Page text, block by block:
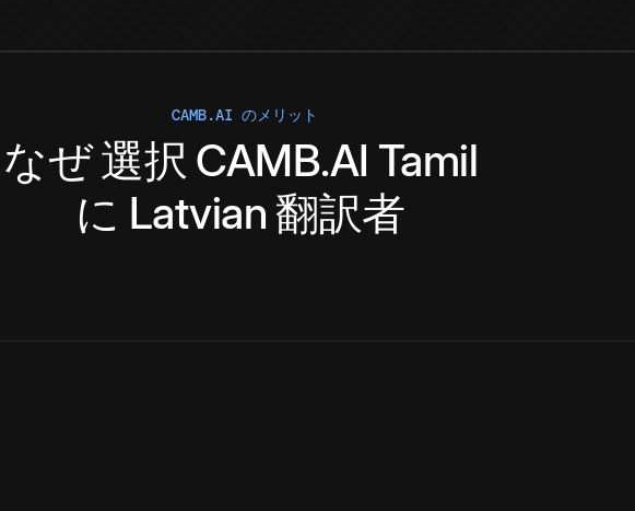
CAMB.AI のメリット
なぜ選択 CAMB.AI Tamil
に Latvian 翻訳者